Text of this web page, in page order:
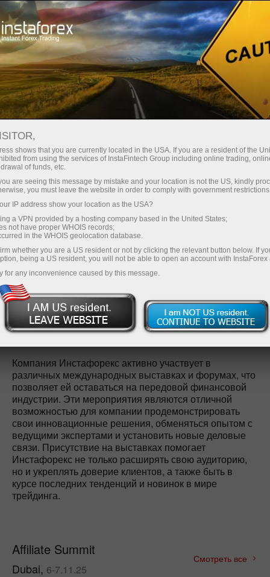
ИнстаФорекс вживую
ИнстаФорекс вживую
Савдо ҳисоб-варағини очиш
Демо-ҳисоб-варағини очиш
Компания Инстафорекс активно участвует в
различных международных выставках и форумах, что
позволяет ей оставаться на передовой финансовой
индустрии. Эти мероприятия являются отличной
возможностью для компании продемонстрировать
свои инновационные решения, обменяться опытом с
ведущими экспертами и установить новые деловые
связи. Присутствие на выставках помогает
Инстафорекс не только расширять свою аудиторию,
но и укреплять доверие клиентов, а также быть в
курсе последних тенденций и новинок в мире
трейдинга.
Affiliate Summit
Dubai, 6-7.11.25
Смотреть все
shows that you are currently located in the USA. If you are a resident of the
from using the services of InstaFintech Group including online trading,
of funds, etc.
are seeing this message by mistake and your location is not the US, kindly
you must leave the website in order to comply with government
IP address show your location as the USA?
a VPN provided by a hosting company based in the United States;
not have proper WHOIS records;
in the WHOIS geolocation database.
whether you are a US resident or not by clicking the relevant button below. If
being a US resident, you will not be able to open an account with InstaForex
for any inconvenience caused by this message.